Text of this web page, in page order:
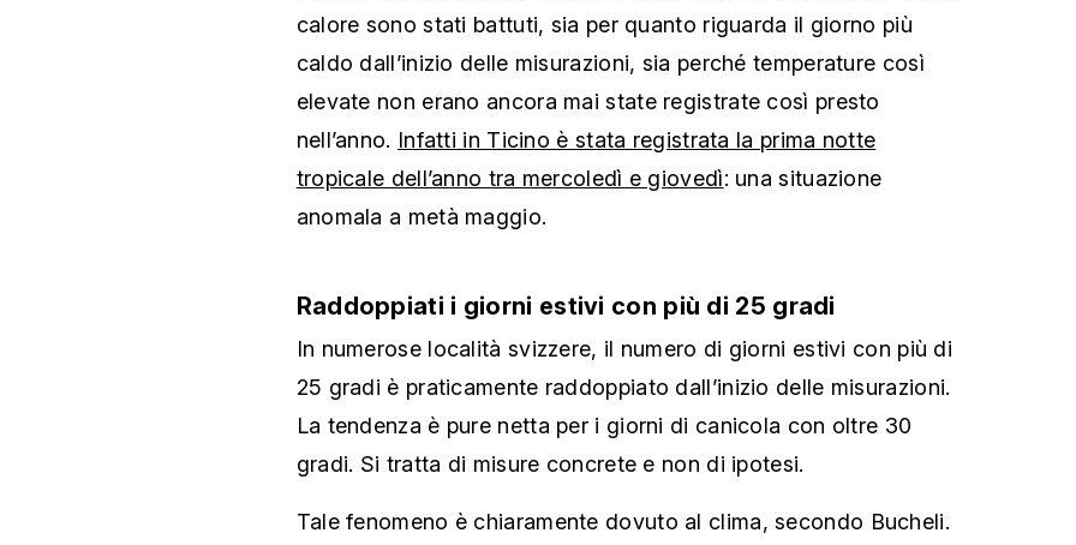
calore sono stati battuti, sia per quanto riguarda il giorno più
caldo dall’inizio delle misurazioni, sia perché temperature così
elevate non erano ancora mai state registrate così presto
nell’anno. Infatti in Ticino è stata registrata la prima notte
tropicale dell’anno tra mercoledì e giovedì: una situazione
anomala a metà maggio.
Raddoppiati i giorni estivi con più di 25 gradi
In numerose località svizzere, il numero di giorni estivi con più di
25 gradi è praticamente raddoppiato dall’inizio delle misurazioni.
La tendenza è pure netta per i giorni di canicola con oltre 30
gradi. Si tratta di misure concrete e non di ipotesi.
Tale fenomeno è chiaramente dovuto al clima, secondo Bucheli.